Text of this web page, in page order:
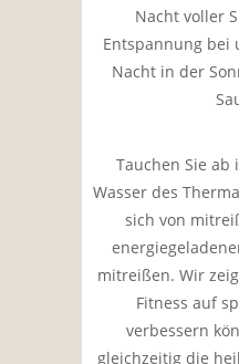
Nacht voller
Entspannung bei
Nacht in der
Tauchen Sie ab
Wasser des
sich von
mitreißen. Wir
Fitness auf
verbessern
gleichzeitig die